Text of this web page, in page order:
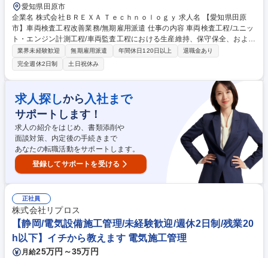
愛知県田原市
企業名 株式会社ＢＲＥＸＡ Ｔｅｃｈｎｏｌｏｇｙ 求人名 【愛知県田原
市】車両検査工程改善業務/無期雇用派遣 仕事の内容 車両検査工程/ユニッ
ト・エンジン計測工程/車両監査工程における生産維持、保守保全、および
改善業務をお任せします。 具体的には以下業務です。 (1)現場での課題対
応・関係部署との調整・工程計画・整備の実施 (2)デジタル技術を活用し
た業務効率化と高付加価値な働き方への改善業務・実行 (3)設備・工事の
手配、検収、関連法令に基づく書類作成および提出 (4)グループミーティ
ング、昼礼、打合せ等への出席 募集職種 【愛知県田原市】車両検査工程
改善業務/無期雇用派遣
業界未経験歓迎 無期雇用派遣 年間休日120日以上
退職金あり
完全週休2日制
土日祝休み
求人探しから 入社まで
サポートします！
求人の紹介をはじめ、書類添削や
面談対策、内定後の手続きまで
あなたの転職活動をサポートします。
登録してサポートを受ける
正社員
株式会社リプロス
【静岡/電気設備施工管理/未経験歓迎/週休2日制/残業20
h以下】イチから教えます 電気施工管理
月給25万円～35万円